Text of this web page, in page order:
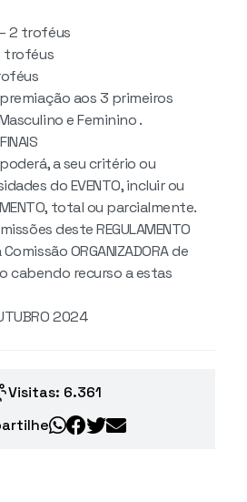
– 2 troféus
troféus
premiação aos 3 primeiros
e Feminino .
poderá, a seu critério ou
do EVENTO, incluir ou
total ou parcialmente.
deste REGULAMENTO
ORGANIZADORA de
cabendo recurso a estas
2024
Visitas: 6.361